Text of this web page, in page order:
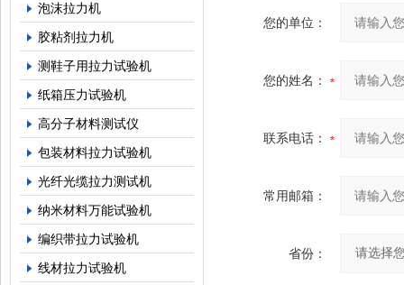
泡沫拉力机
胶粘剂拉力机
测鞋子用拉力试验机
纸箱压力试验机
高分子材料测试仪
包装材料拉力试验机
光纤光缆拉力测试机
纳米材料万能试验机
编织带拉力试验机
线材拉力试验机
您的单位：
您的姓名：
联系电话：
常用邮箱：
省份：